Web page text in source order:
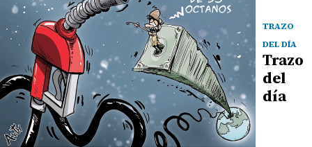
TRAZO
DEL DÍA
Trazo
del
día